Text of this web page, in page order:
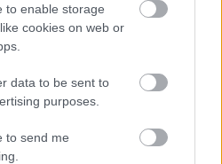
to enable storage
cookies on web or
data to be sent to
purposes.
to send me
elektromos terepjáró kupéja
koncepcióautót
ismerős a formája?